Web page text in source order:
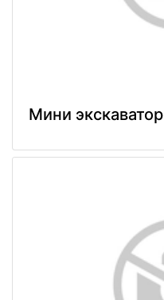
Мини экскаватор